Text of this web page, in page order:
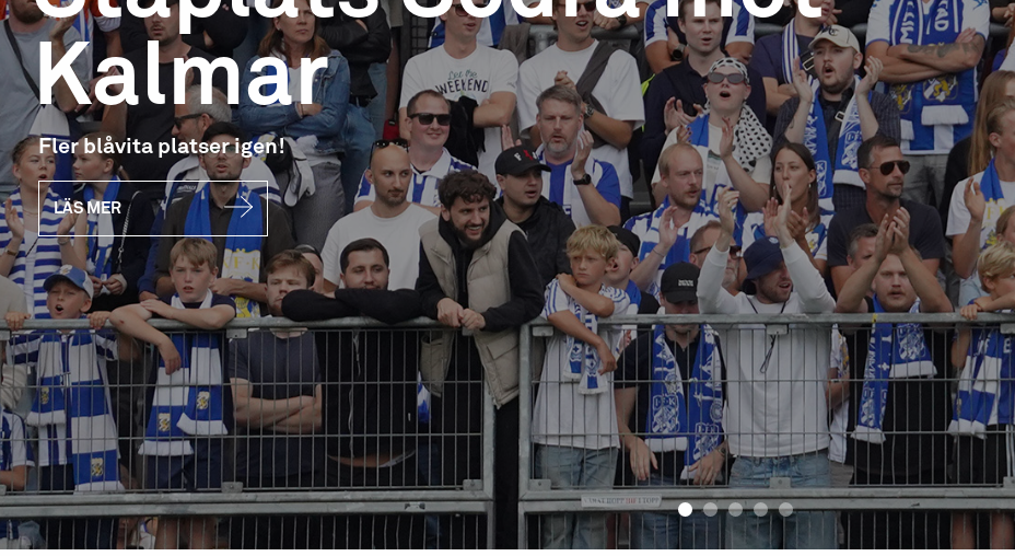
Elitettan
Här har vi samlat allt du behöver veta inför matchen.
LÄS MER